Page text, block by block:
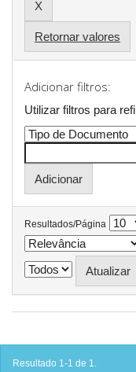
Retornar valores
Adicionar filtros:
Utilizar filtros para
Resultados/Página
Resultado 1-1 de 1.